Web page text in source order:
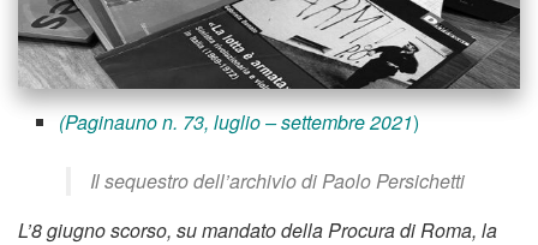
(Paginauno n. 73, luglio – settembre 2021)
Il sequestro dell’archivio di Paolo Persichetti
L’8 giugno scorso, su mandato della Procura di Roma, la